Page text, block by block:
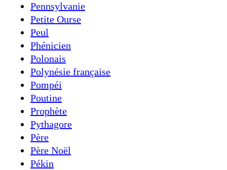
Pennsylvanie
Petite Ourse
Peul
Phénicien
Polonais
Polynésie française
Pompéi
Poutine
Prophète
Pythagore
Père
Père Noël
Pékin